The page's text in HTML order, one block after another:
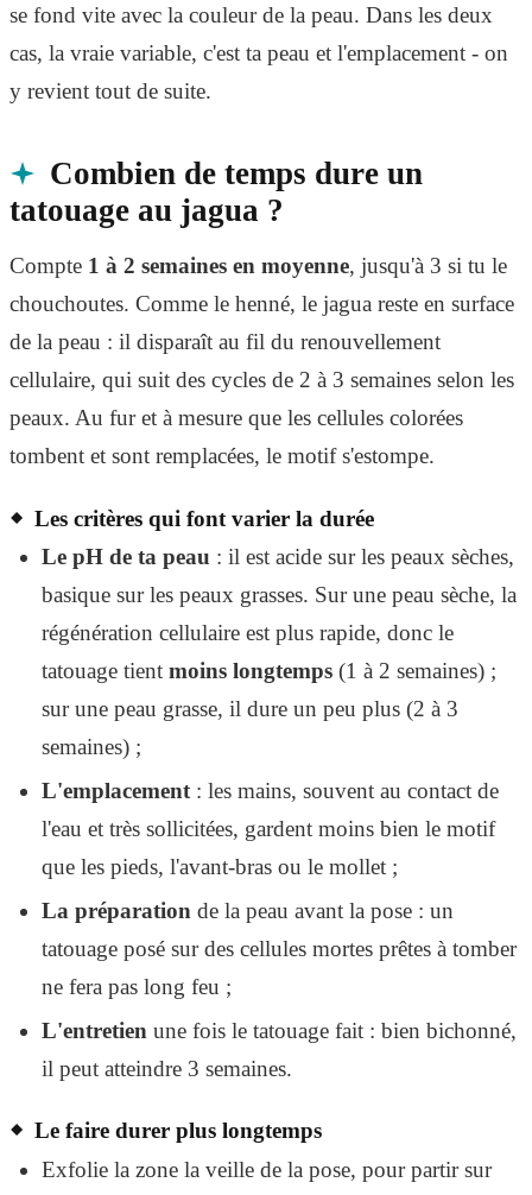
se fond vite avec la couleur de la peau. Dans les deux
cas, la vraie variable, c'est ta peau et l'emplacement - on
y revient tout de suite.
Combien de temps dure un
tatouage au jagua ?
Compte 1 à 2 semaines en moyenne, jusqu'à 3 si tu le
chouchoutes. Comme le henné, le jagua reste en surface
de la peau : il disparaît au fil du renouvellement
cellulaire, qui suit des cycles de 2 à 3 semaines selon les
peaux. Au fur et à mesure que les cellules colorées
tombent et sont remplacées, le motif s'estompe.
Les critères qui font varier la durée
Le pH de ta peau : il est acide sur les peaux sèches,
basique sur les peaux grasses. Sur une peau sèche, la
régénération cellulaire est plus rapide, donc le
tatouage tient moins longtemps(1 à 2 semaines) ;
sur une peau grasse, il dure un peu plus (2 à 3
semaines) ;
L'emplacement: les mains, souvent au contact de
l'eau et très sollicitées, gardent moins bien le motif
que les pieds, l'avant-bras ou le mollet ;
La préparation de la peau avant la pose : un
tatouage posé sur des cellules mortes prêtes à tomber
ne fera pas long feu ;
L'entretien une fois le tatouage fait : bien bichonné,
il peut atteindre 3 semaines.
Le faire durer plus longtemps
Exfolie la zone la veille de la pose, pour partir sur